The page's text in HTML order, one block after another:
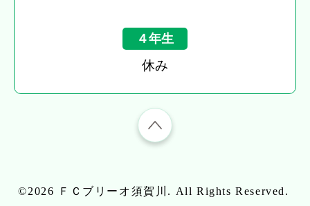
４年生
休み
©2026 ＦＣブリーオ須賀川 . All Rights Reserved.